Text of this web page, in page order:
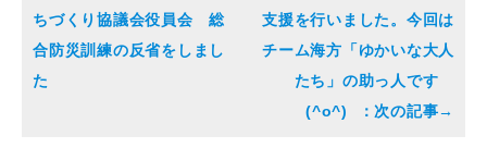
ちづくり協議会役員会 総
合防災訓練の反省をしまし
た
支援を行いました。今回は
チーム海方「ゆかいな大人
たち」の助っ人です
(^o^)